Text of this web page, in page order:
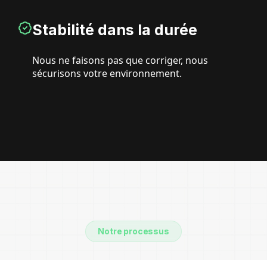
Stabilité dans la durée
Nous ne faisons pas que corriger, nous
sécurisons votre environnement.
Notre processus